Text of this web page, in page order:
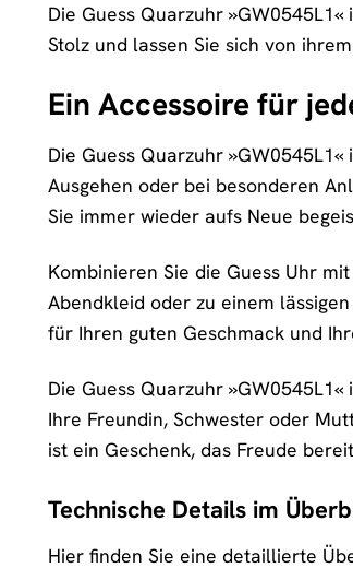
Die Guess Quarzuhr
Stolz und lassen Sie sich von
Ein Accessoire für
Die Guess Quarzuhr
Ausgehen oder bei besonderen
Sie immer wieder aufs Neue
Kombinieren Sie die Guess Uhr
Abendkleid oder zu einem
für Ihren guten Geschmack und
Die Guess Quarzuhr
Ihre Freundin, Schwester oder
ist ein Geschenk, das Freude
Technische Details im
Hier finden Sie eine detaillierte